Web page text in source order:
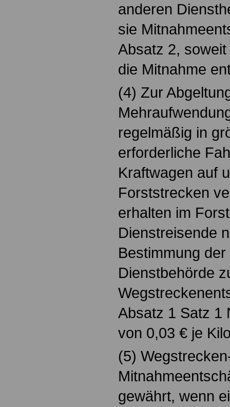
anderen
sie
Absatz 2,
die Mitnahme
(4) Zur
regelmäßig in
erforderliche
Kraftwagen auf
Forststrecken
erhalten im
Dienstreisende
Bestimmung
Dienstbehörde
Absatz 1 Satz 1
von 0,03 € je
(5)
gewährt, wenn